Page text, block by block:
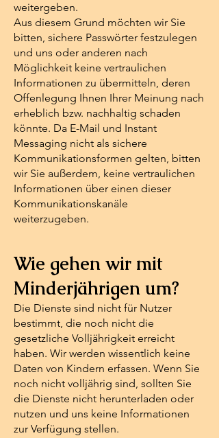
weitergeben.
Aus diesem Grund möchten wir Sie
bitten, sichere Passwörter festzulegen
und uns oder anderen nach
Möglichkeit keine vertraulichen
Informationen zu übermitteln, deren
Offenlegung Ihnen Ihrer Meinung nach
erheblich bzw. nachhaltig schaden
könnte. Da E-Mail und Instant
Messaging nicht als sichere
Kommunikationsformen gelten, bitten
wir Sie außerdem, keine vertraulichen
Informationen über einen dieser
Kommunikationskanäle
weiterzugeben.
Wie gehen wir mit
Minderjährigen um?
Die Dienste sind nicht für Nutzer
bestimmt, die noch nicht die
gesetzliche Volljährigkeit erreicht
haben. Wir werden wissentlich keine
Daten von Kindern erfassen. Wenn Sie
noch nicht volljährig sind, sollten Sie
die Dienste nicht herunterladen oder
nutzen und uns keine Informationen
zur Verfügung stellen.